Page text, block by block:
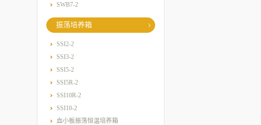
SWB7-2
振荡培养箱
SSI2-2
SSI3-2
SSI5-2
SSI5R-2
SSI10R-2
SSI10-2
血小板振荡恒温培养箱